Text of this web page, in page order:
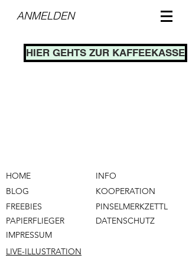
ANMELDEN
HIER GEHTS ZUR KAFFEEKASSE
HOME
INFO
BLOG
KOOPERATION
FREEBIES
PINSELMERKZETTL
PAPIERFLIEGER
DATENSCHUTZ
IMPRESSUM
LIVE-ILLUSTRATION